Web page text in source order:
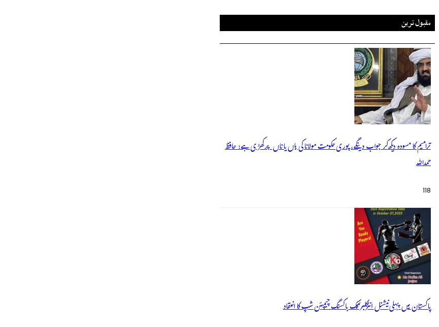
مقبول ترین
ترامیم کا مسودہ دیکھ کر جواب دینگے، پوری حکومت مولانا کی ہاں یا ناں پر کھڑی ہے: حافظ
حمداللہ
118
پاکستان میں پہلی نیشنل انٹرکلبز کک باکسنگ چیمپئن شپ کا انعقاد